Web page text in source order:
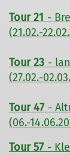
Tour 21 -
(21.02.-
Tour 23 -
(27.02.-
Tour 47-
(06.-
Tour 57-